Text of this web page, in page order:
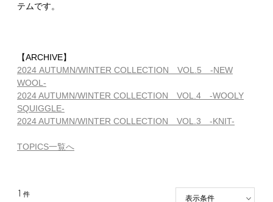
テムです。
【ARCHIVE】
2024 AUTUMN/WINTER COLLECTION VOL.5 -NEW
WOOL-
2024 AUTUMN/WINTER COLLECTION VOL.4 -WOOLY
SQUIGGLE-
2024 AUTUMN/WINTER COLLECTION VOL.3 -KNIT-
TOPICS一覧へ
1 件 表示条件